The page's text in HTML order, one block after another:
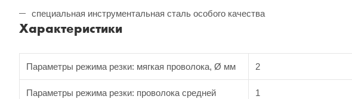
специальная инструментальная сталь особого качества
Характеристики
Параметры режима резки: мягкая проволока, Ø мм 2
Параметры режима резки: проволока средней
1